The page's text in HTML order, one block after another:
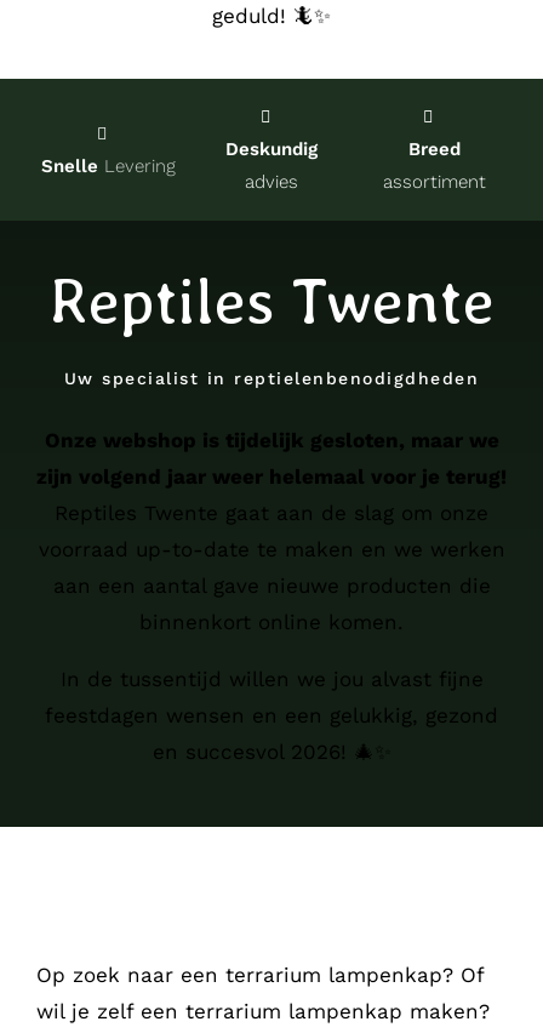
geduld! 🦎✨
Snelle Levering
Deskundig
advies
Breed
assortiment
Reptiles Twente
Uw specialist in reptielenbenodigdheden
Onze webshop is tijdelijk gesloten, maar we
zijn volgend jaar weer helemaal voor je terug!
Reptiles Twente gaat aan de slag om onze
voorraad up-to-date te maken en we werken
aan een aantal gave nieuwe producten die
binnenkort online komen.
In de tussentijd willen we jou alvast fijne
feestdagen wensen en een gelukkig, gezond
en succesvol 2026! 🎄✨
Op zoek naar een terrarium lampenkap? Of
wil je zelf een terrarium lampenkap maken?